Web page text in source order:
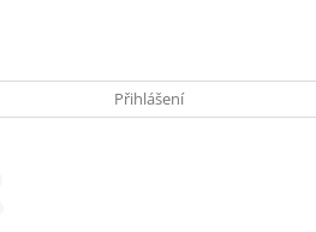
O ZPRACOVÁNÍ OSOBNÍCH ÚDAJŮ
Přihlášení